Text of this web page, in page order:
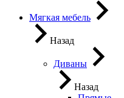
Мягкая мебель
Назад
Диваны
Назад